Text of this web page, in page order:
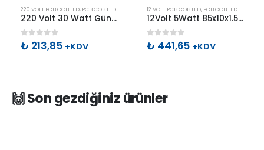
LEDLER220 VOLT PCB COB LED, PCB COB LED
220 Volt 30 Watt Gün Işığı Cob Led
0 out of 5
₺ 213,85 +KDV
12 VOLT PCB COB LED, PCB COB LED
12Volt 5Watt 85x10x1.5 mm N.Beyaz Power Cob Led (5 Adet)
0 out of 5
₺ 441,65 +KDV
🙌 Son gezdiğiniz ürünler